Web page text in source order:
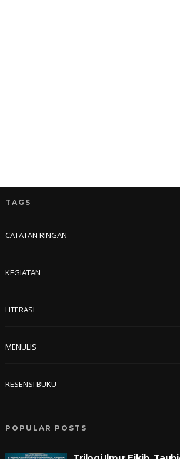
TAGS
CATATAN RINGAN
KEGIATAN
LITERASI
MENULIS
RESENSI BUKU
POPULAR POSTS